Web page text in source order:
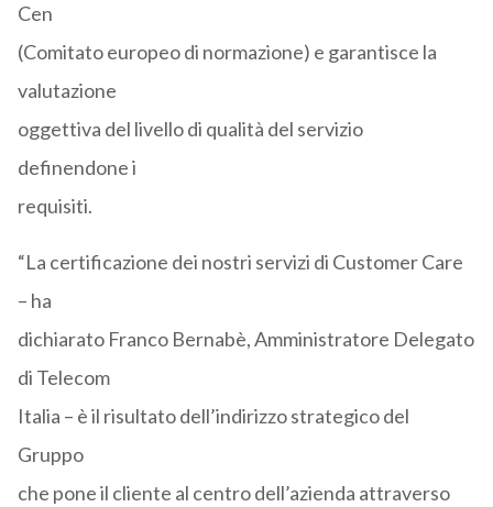
Cen
(Comitato europeo di normazione) e garantisce la
valutazione
oggettiva del livello di qualità del servizio
definendone i
requisiti.
“La certificazione dei nostri servizi di Customer Care
– ha
dichiarato Franco Bernabè, Amministratore Delegato
di Telecom
Italia – è il risultato dell’indirizzo strategico del
Gruppo
che pone il cliente al centro dell’azienda attraverso